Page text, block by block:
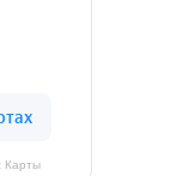
Карты